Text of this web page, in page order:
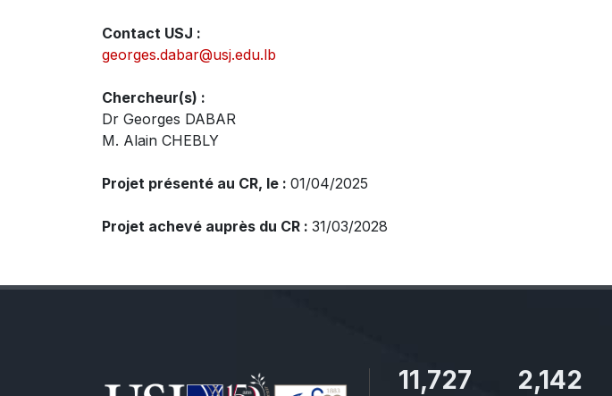
Contact USJ :
georges.dabar@usj.edu.lb
Chercheur(s) :
Dr Georges DABAR
M. Alain CHEBLY
Projet présenté au CR, le : 01/04/2025
Projet achevé auprès du CR : 31/03/2028
11,727 2,142